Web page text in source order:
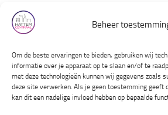
Beheer
Om de beste ervaringen te bieden, gebruiken wij
informatie over je apparaat op te slaan en/of te
met deze technologieën kunnen wij gegevens zoals
deze site verwerken. Als je geen toestemming
kan dit een nadelige invloed hebben op bepaalde
Huishoudelijk